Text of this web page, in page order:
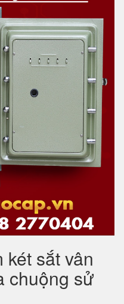
két sắt vân
chuộng sử